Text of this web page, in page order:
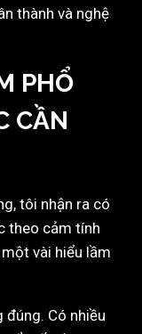
thành và nghệ
PHỔ
CẦN
tôi nhận ra có
theo cảm tính
vài hiểu lầm
đúng. Có nhiều